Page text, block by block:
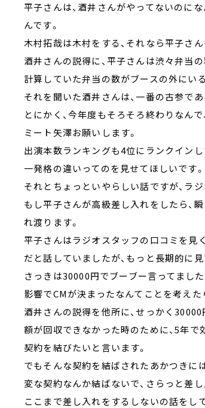
平子さんは、酒井さんがやってないのにな
んです。
木村拓哉は木村をする、それなら平子さ
酒井さんの説得に、平子さんは渋々弁当の
計算していた弁当の数がブースの外にい
それを聞いた酒井さんは、一番の古参で
とにかく、今年度もそろそろ終わりなん
ミート矢澤お願いします。
出演本数ランキングも4位にランクイン
一発格の違いってのを見せてほしいです。
それとちょっといやらしい話ですが、ラ
もし平子さんが高級差し入れをしたら、
れ渡ります。
平子さんはラジオスタッフの口コミを見
だと話していましたが、もっと長期的に見
さっきは30000円でブーブー言ってまし
影響でCMが決まったなんてことを考えた
酒井さんの説得を他所に、せっかく
額が回収できなかった時のために、5年
契約を結びたいと言います。
でもそんな契約を結ばされたあかつきに
変な契約なんか結ばないで、さらっと差し
ここまで差し入れをするしないの話をし